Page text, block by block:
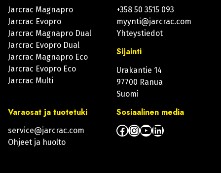
Jarcrac Magnapro
Jarcrac Evopro
Jarcrac Magnapro Dual
Jarcrac Evopro Dual
Jarcrac Magnapro Eco
Jarcrac Evopro Eco
Jarcrac Multi
+358 50 3515 093
myynti@jarcrac.com
Yhteystiedot
Sijainti
Urakantie 14
97700 Ranua
Suomi
Varaosat ja tuotetuki
service@jarcrac.com
Ohjeet ja huolto
Sosiaalinen media
Facebook
Instagram
YouTube
LinkedIn